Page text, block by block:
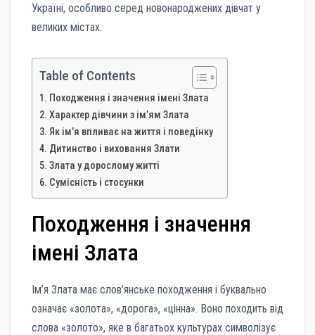
Україні, особливо серед новонароджених дівчат у
великих містах.
Table of Contents
Походження і значення імені Злата
Характер дівчини з ім’ям Злата
Як ім’я впливає на життя і поведінку
Дитинство і виховання Злати
Злата у дорослому житті
Сумісність і стосунки
Походження і значення
імені Злата
Ім’я Злата має слов’янське походження і буквально
означає «золота», «дорога», «цінна». Воно походить від
слова «золото», яке в багатьох культурах символізує